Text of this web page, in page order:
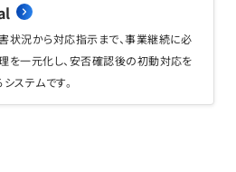
状況から対応指示まで、事業継続に必
を一元化し、安否確認後の初動対応を
ステムです。